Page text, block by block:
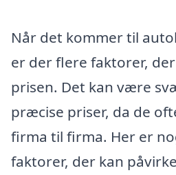
Når det kommer til
er der flere faktorer,
prisen. Det kan være
præcise priser, da de
firma til firma. Her er
faktorer, der kan påvirke